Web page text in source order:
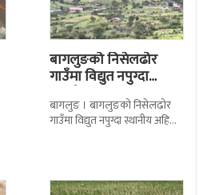
बागलुङको निसेलढोर
गाउँमा विद्युत नपुग्दा
स्थानीय अन्धकारमा बस्न
बाध्य
बागलुङ । बागलुङको निसेलढोर
गाउँमा विद्युत नपुग्दा स्थानीय अहिले